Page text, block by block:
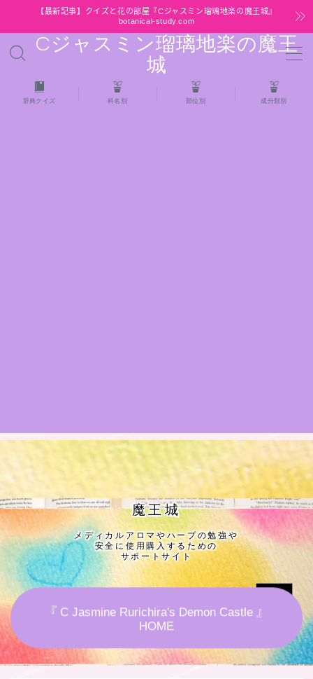
【最新記事】クイズと花の部屋『Cジャスミン瑠璃地楽の魔王城』
botanical-study.com
Cジャスミン瑠璃地楽の魔王
城
MENU
HOME
公式ウェブサイト『Botanical Study』
Cジャスミン瑠璃地楽の主な活動先リンク集
プロフィール
アロマハーブアンケート
おすすめ商品＆レビュー
★スペシャルアロマハーブ４択クイズ (kindle出
辞典クイズ 科名別 部位別 成分類別
魔王城
メディカルアロマやハーブの勉強や
安全に使用購入するための
サポートサイト
『 C Jasmine Rurichira's Demon Castle 』
HOME